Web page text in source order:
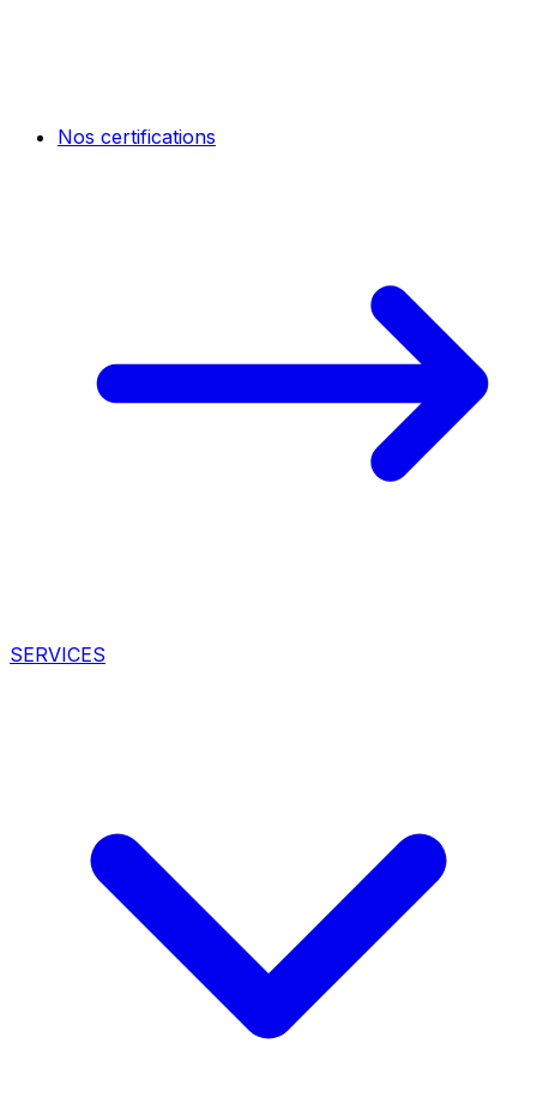
Nos certifications
SERVICES